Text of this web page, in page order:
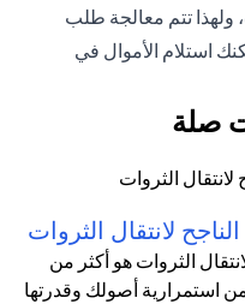
تتم معالجة طلب
استلام الأموال في
صلة
لانتقال الثروات
الثروات هو أكثر من
استمرارية أصولك وقدرتها